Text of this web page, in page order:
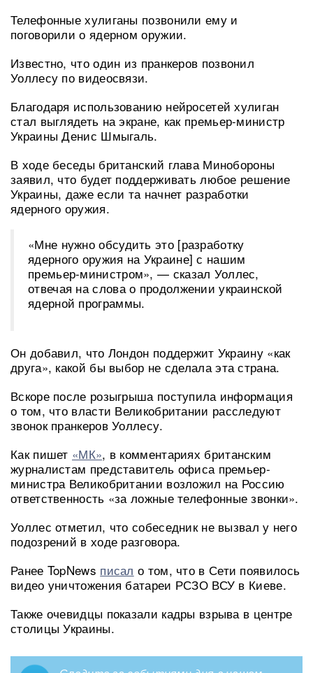
Телефонные хулиганы позвонили ему и
поговорили о ядерном оружии.
Известно, что один из пранкеров позвонил
Уоллесу по видеосвязи.
Благодаря использованию нейросетей хулиган
стал выглядеть на экране, как премьер-министр
Украины Денис Шмыгаль.
В ходе беседы британский глава Минобороны
заявил, что будет поддерживать любое решение
Украины, даже если та начнет разработки
ядерного оружия.
«Мне нужно обсудить это [разработку
ядерного оружия на Украине] с нашим
премьер-министром», — сказал Уоллес,
отвечая на слова о продолжении украинской
ядерной программы.
Он добавил, что Лондон поддержит Украину «как
друга», какой бы выбор не сделала эта страна.
Вскоре после розыгрыша поступила информация
о том, что власти Великобритании расследуют
звонок пранкеров Уоллесу.
Как пишет «МК», в комментариях британским
журналистам представитель офиса премьер-
министра Великобритании возложил на Россию
ответственность «за ложные телефонные звонки».
Уоллес отметил, что собеседник не вызвал у него
подозрений в ходе разговора.
Ранее TopNews писал о том, что в Сети появилось
видео уничтожения батареи РСЗО ВСУ в Киеве.
Также очевидцы показали кадры взрыва в центре
столицы Украины.